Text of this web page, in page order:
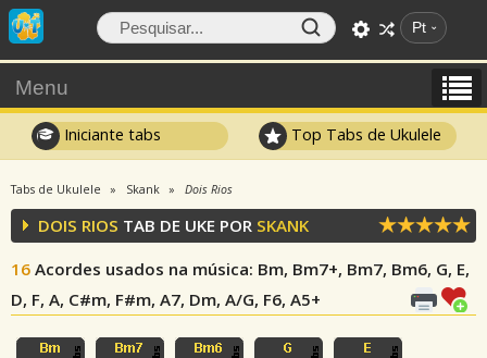
Pt
Menu
Iniciante tabs Top Tabs de Ukulele
Tabs de Ukulele Skank Dois Rios
DOIS RIOS TAB DE UKE POR SKANK
16 Acordes usados na música: Bm, Bm7+, Bm7, Bm6, G, E,
D, F, A, C#m, F#m, A7, Dm, A/G, F6, A5+